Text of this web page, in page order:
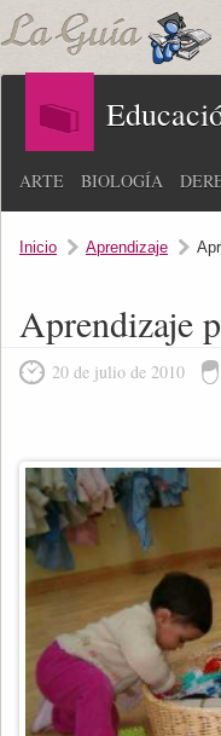
ARTE BIOLOGÍA
Inicio Aprendizaje
Aprendizaje
20 de julio de 2010